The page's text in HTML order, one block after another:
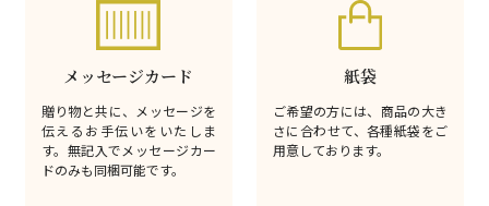
メッセージカード
贈り物と共に、メッセージを
伝えるお手伝いをいたしま
す。無記入でメッセージカー
ドのみも同梱可能です。
紙袋
ご希望の方には、商品の大き
さに合わせて、各種紙袋をご
用意しております。